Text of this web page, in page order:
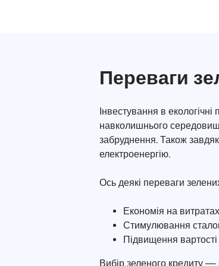
Переваги
Інвестування в
навколишнього
забруднення. Також
електроенергію.
Ось деякі переваги
Економія на
Стимулювання
Підвищення
Вибір зеленого кредиту —